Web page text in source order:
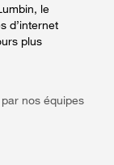
le
d’internet
plus
nos équipes